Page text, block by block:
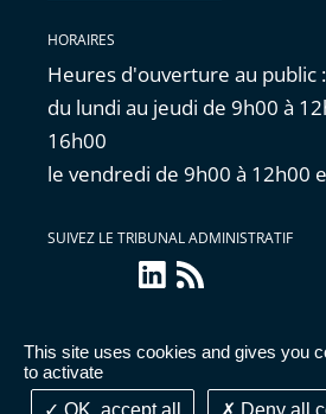
This site uses cookies and gives you
to activate
OK, accept all
Deny all
HORAIRES
Heures d'ouverture au public :
du lundi au jeudi de 9h00 à
16h00
le vendredi de 9h00 à 12h00
SUIVEZ LE TRIBUNAL ADMINISTRATIF
linkedin
Flux
RSS
Accessibilité : partiellement
légales|Cookies Données